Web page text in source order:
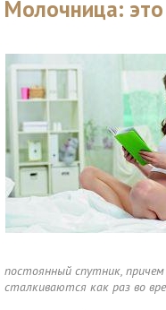
Молочница:
постоянный спутник,
сталкиваются как раз во